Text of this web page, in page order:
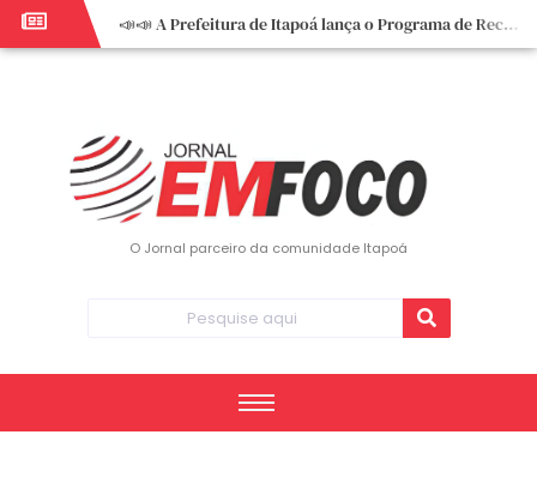
📣📣 A Prefeitura de Itapoá lança o Programa de Recuperação Fiscal (REFIS).
📢 Empreendedor do turismo, esta oportunidade é para você! Itapoá – SC.
O Jornal parceiro da comunidade Itapoá